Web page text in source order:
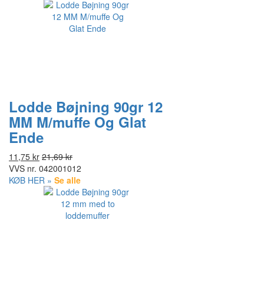
Lodde Bøjning 90gr 12
MM M/muffe Og Glat
Ende
11,75 kr 21,69 kr
VVS nr. 042001012
KØB HER » Se alle